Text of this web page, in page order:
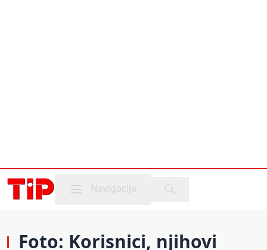
Mobile menu
Navigacija
Foto: Korisnici, njihovi